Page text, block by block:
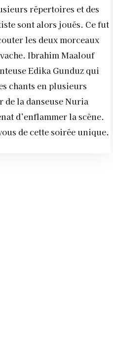
répertoires et des
sont alors joués. Ce fut
les deux morceaux
Ibrahim Maalouf
Edika Gunduz qui
chants en plusieurs
de la danseuse Nuria
d’enflammer la scène.
de cette soirée unique.